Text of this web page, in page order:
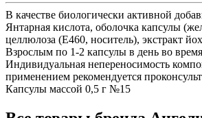
В качестве биологически активной
Янтарная кислота, оболочка капсулы
целлюлоза (Е460, носитель), экстракт
Взрослым по 1-2 капсулы в день во
Индивидуальная непереносимость
применением рекомендуется
Капсулы массой 0,5 г №15